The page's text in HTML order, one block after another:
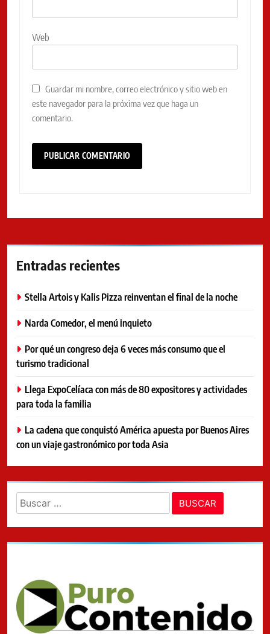
Web
Guardar mi nombre, correo electrónico y sitio web en
este navegador para la próxima vez que haga un
comentario.
Entradas recientes
Stella Artois y Kalis Pizza reinventan el final de la noche
Narda Comedor, el menú inquieto
Por qué un congreso deja 6 veces más consumo que el
turismo tradicional
Llega ExpoCelíaca con más de 80 expositores y actividades
para toda la familia
La cadena que conquistó América apuesta por Buenos Aires
con un viaje gastronómico por toda Asia
Buscar: